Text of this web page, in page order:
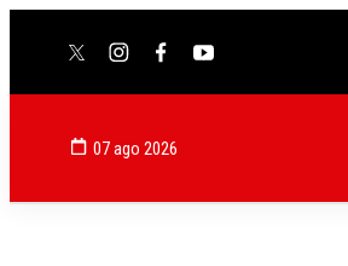
twitterinstagram
facebookyoutube
07 ago 2026